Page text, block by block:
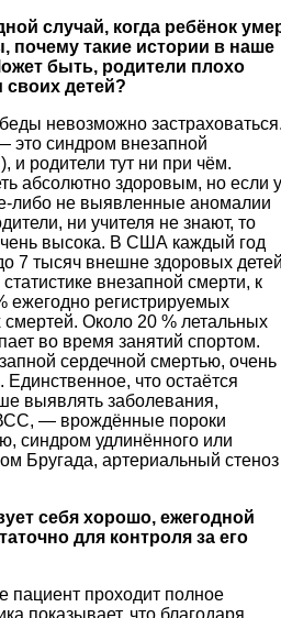
случай, когда ребёнок
почему такие истории в наше
быть, родители плохо
своих детей?
невозможно
это синдром внезапной
и родители тут ни при чём.
абсолютно здоровым, но если у
либо не выявленные аномалии
ни учителя не знают, то
высока. В США каждый год
7 тысяч внешне здоровых
внезапной смерти, к
ежегодно регистрируемых
смертей. Около 20 % летальных
во время занятий спортом.
сердечной смертью, очень
что остаётся
выявлять заболевания,
— врождённые пороки
синдром удлинённого или
Бругада, артериальный стеноз
себя хорошо, ежегодной
для контроля за его
пациент проходит полное
показывает, что благодаря